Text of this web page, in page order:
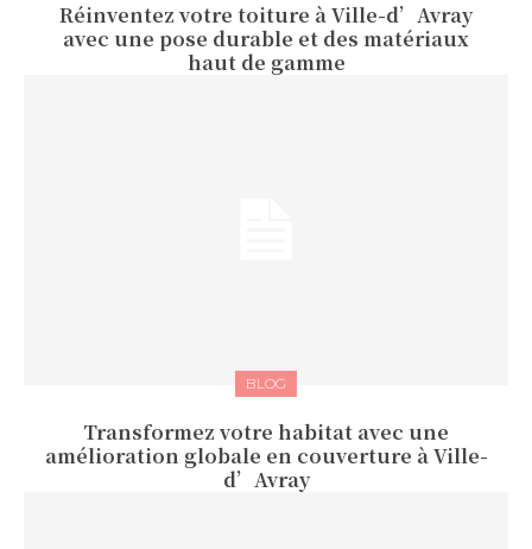
Réinventez votre toiture à Ville-d’Avray
avec une pose durable et des matériaux
haut de gamme
BLOG
Transformez votre habitat avec une
amélioration globale en couverture à Ville-
d’Avray